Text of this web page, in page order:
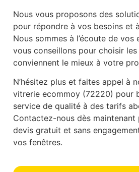
Nous vous proposons des
pour répondre à vos besoins et
Nous sommes à l’écoute de vos
vous conseillons pour choisir
conviennent le mieux à votre
N’hésitez plus et faites appel à
vitrerie ecommoy (72220) pour
service de qualité à des tarifs
Contactez-nous dès
devis gratuit et sans
vos fenêtres.